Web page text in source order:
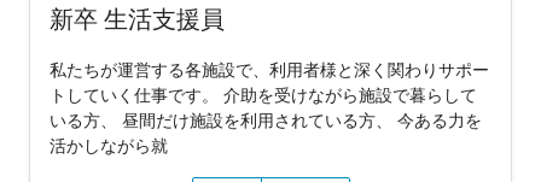
新卒 生活支援員
私たちが運営する各施設で、利用者様と深く関わりサポー
トしていく仕事です。 介助を受けながら施設で暮らして
いる方、 昼間だけ施設を利用されている方、 今ある力を
活かしながら就